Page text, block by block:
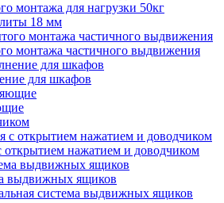
монтажа для нагрузки 50кг
18 мм
монтажа частичного выдвижения
для шкафов
нажатием и доводчиком
выдвижных ящиков